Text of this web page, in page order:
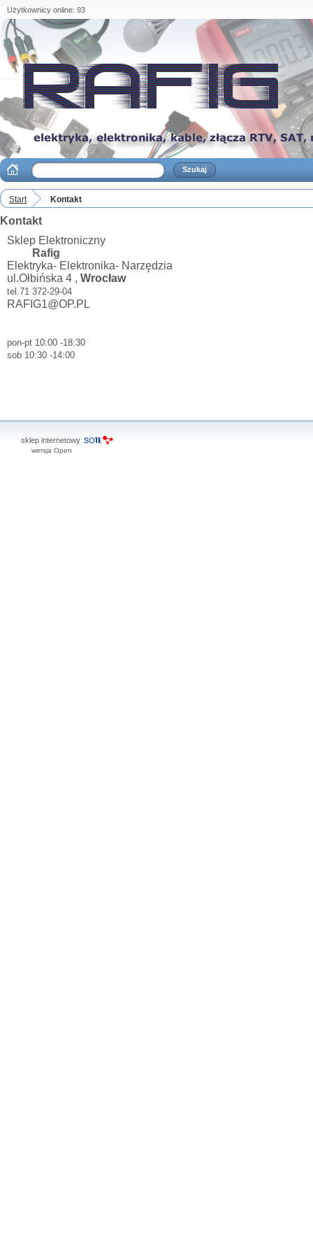
Użytkownicy online: 93
Start Kontakt
Kontakt
Sklep Elektroniczny
Rafig
Elektryka- Elektronika- Narzędzia
ul.Ołbińska 4 , Wrocław
tel.71 372-29-04
RAFIG1@OP.PL
pon-pt 10:00 -18:30
sob 10:30 -14:00
sklep internetowy
wersja Open